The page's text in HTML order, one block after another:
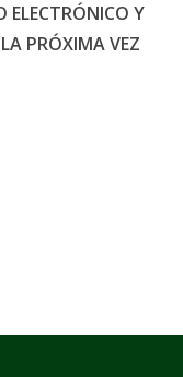
ELECTRÓNICO Y
PRÓXIMA VEZ